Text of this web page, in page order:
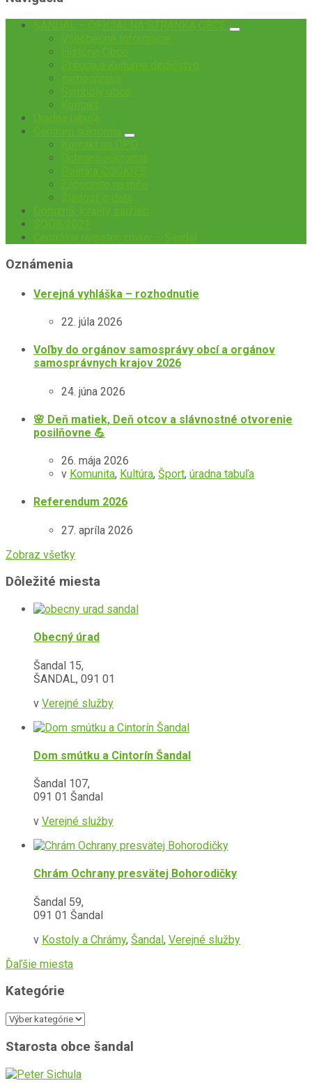
Oznámenia
Verejná vyhláška – rozhodnutie
22. júla 2026
Voľby do orgánov samosprávy obcí a orgánov
samosprávnych krajov 2026
24. júna 2026
🌸 Deň matiek, Deň otcov a slávnostné otvorenie
posilňovne 💪
26. mája 2026
v Komunita, Kultúra, Šport, úradna tabuľa
Referendum 2026
27. apríla 2026
Zobraz všetky
Dôležité miesta
Obecný úrad
Šandal 15,
ŠANDAL, 091 01
v Verejné služby
Dom smútku a Cintorín Šandal
Šandal 107,
091 01 Šandal
v Verejné služby
Chrám Ochrany presvätej Bohorodičky
Šandal 59,
091 01 Šandal
v Kostoly a Chrámy, Šandal, Verejné služby
Ďaľšie miesta
Kategórie
Kategórie
Starosta obce šandal